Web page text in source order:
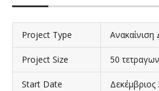
Project Type Ανακαίνιση
Project Size 50
Start Date Δεκέμβριος